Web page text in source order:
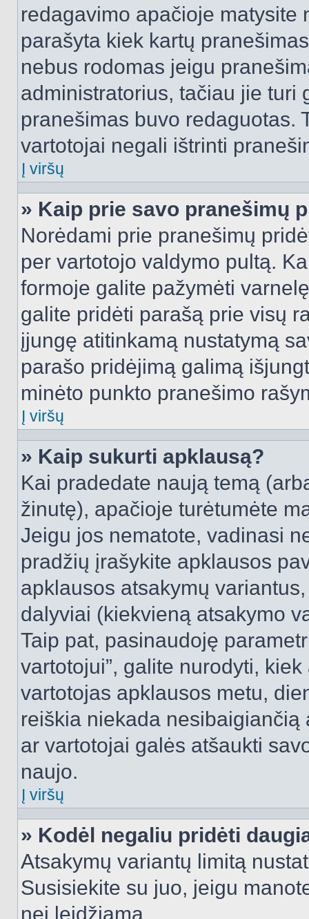
redagavimo apačioje matysite
parašyta kiek kartų
nebus rodomas jeigu
administratorius, tačiau jie turi
pranešimas buvo redaguotas.
vartotojai negali ištrinti
Į viršų
» Kaip prie savo pranešimų
Norėdami prie pranešimų
per vartotojo valdymo pultą.
formoje galite pažymėti
galite pridėti parašą prie visų
įjungę atitinkamą nustatymą
parašo pridėjimą galimą
minėto punkto pranešimo
Į viršų
» Kaip sukurti apklausą?
Kai pradedate naują temą
žinutę), apačioje turėtumėte
Jeigu jos nematote, vadinasi
pradžių įrašykite apklausos
apklausos atsakymų
dalyviai (kiekvieną atsakymo
Taip pat, pasinaudoję
vartotojui”, galite nurodyti,
vartotojas apklausos metu,
reiškia niekada
ar vartotojai galės atšaukti
naujo.
Į viršų
» Kodėl negaliu pridėti
Atsakymų variantų limitą
Susisiekite su juo, jeigu
nei leidžiama.